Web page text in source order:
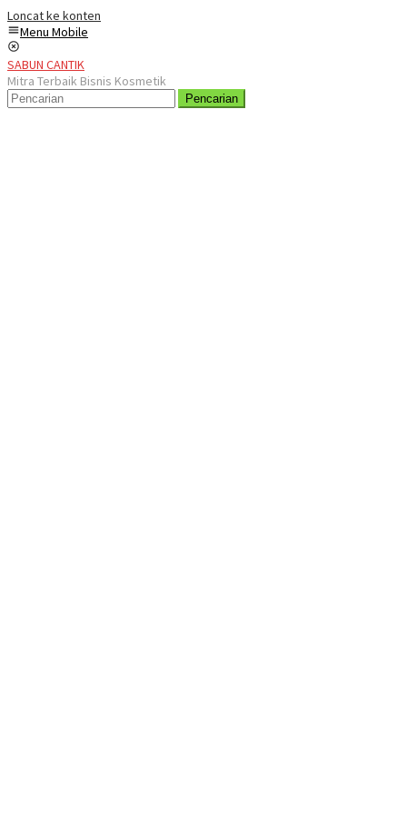
Loncat ke konten
Menu Mobile
SABUN CANTIK
Mitra Terbaik Bisnis Kosmetik
Pencarian